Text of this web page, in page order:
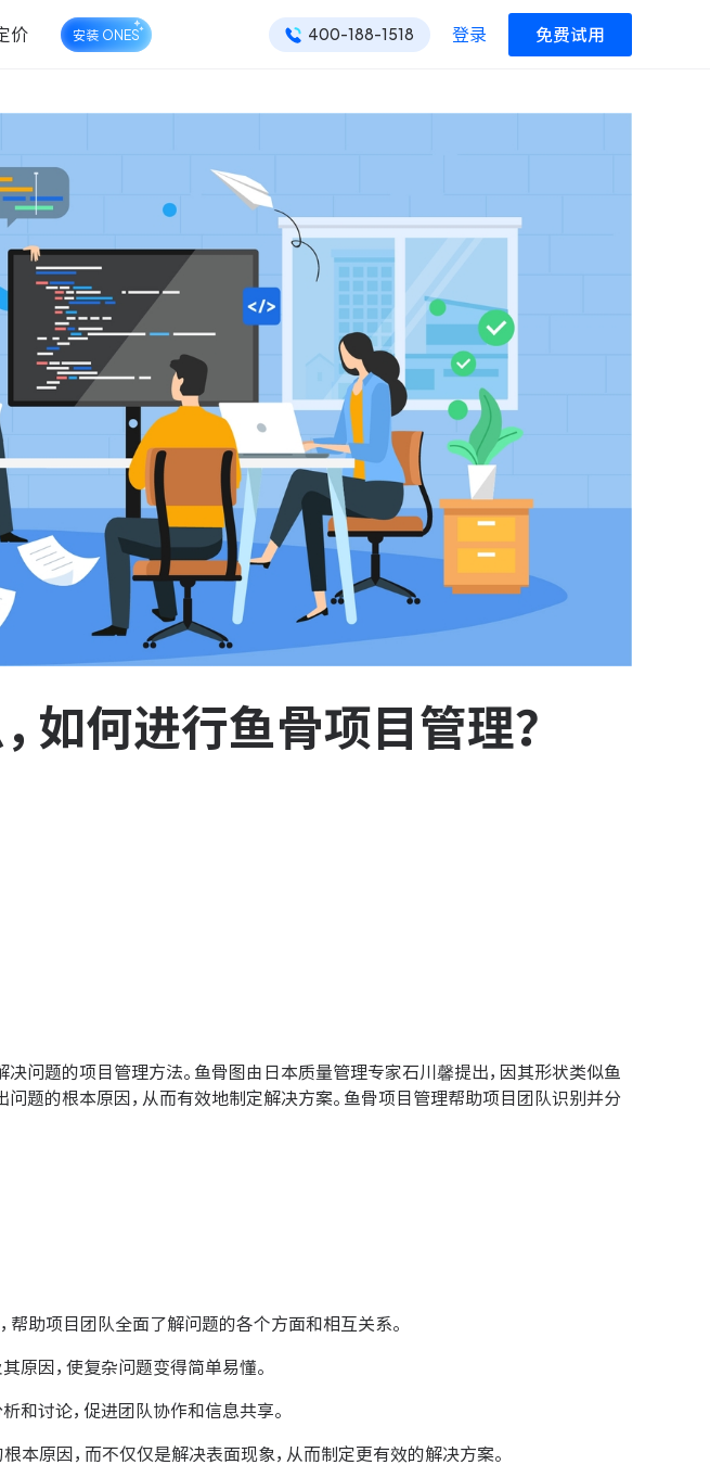
ONES Desk
ONES 资讯
价 安装 ONES 400-188-1518 登录 免费试用
如何进行鱼骨项目管理？
决问题的项目管理方法。鱼骨图由日本质量管理专家石川馨提出，因其形状类似鱼
问题的根本原因，从而有效地制定解决方案。鱼骨项目管理帮助项目团队识别并分
帮助项目团队全面了解问题的各个方面和相互关系。
原因，使复杂问题变得简单易懂。
和讨论，促进团队协作和信息共享。
本原因，而不仅仅是解决表面现象，从而制定更有效的解决方案。